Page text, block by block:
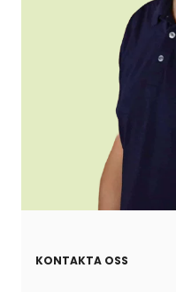
KONTAKTA OSS